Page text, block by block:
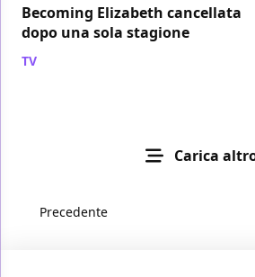
Becoming Elizabeth cancellata
dopo una sola stagione
TV
Carica
Precedente